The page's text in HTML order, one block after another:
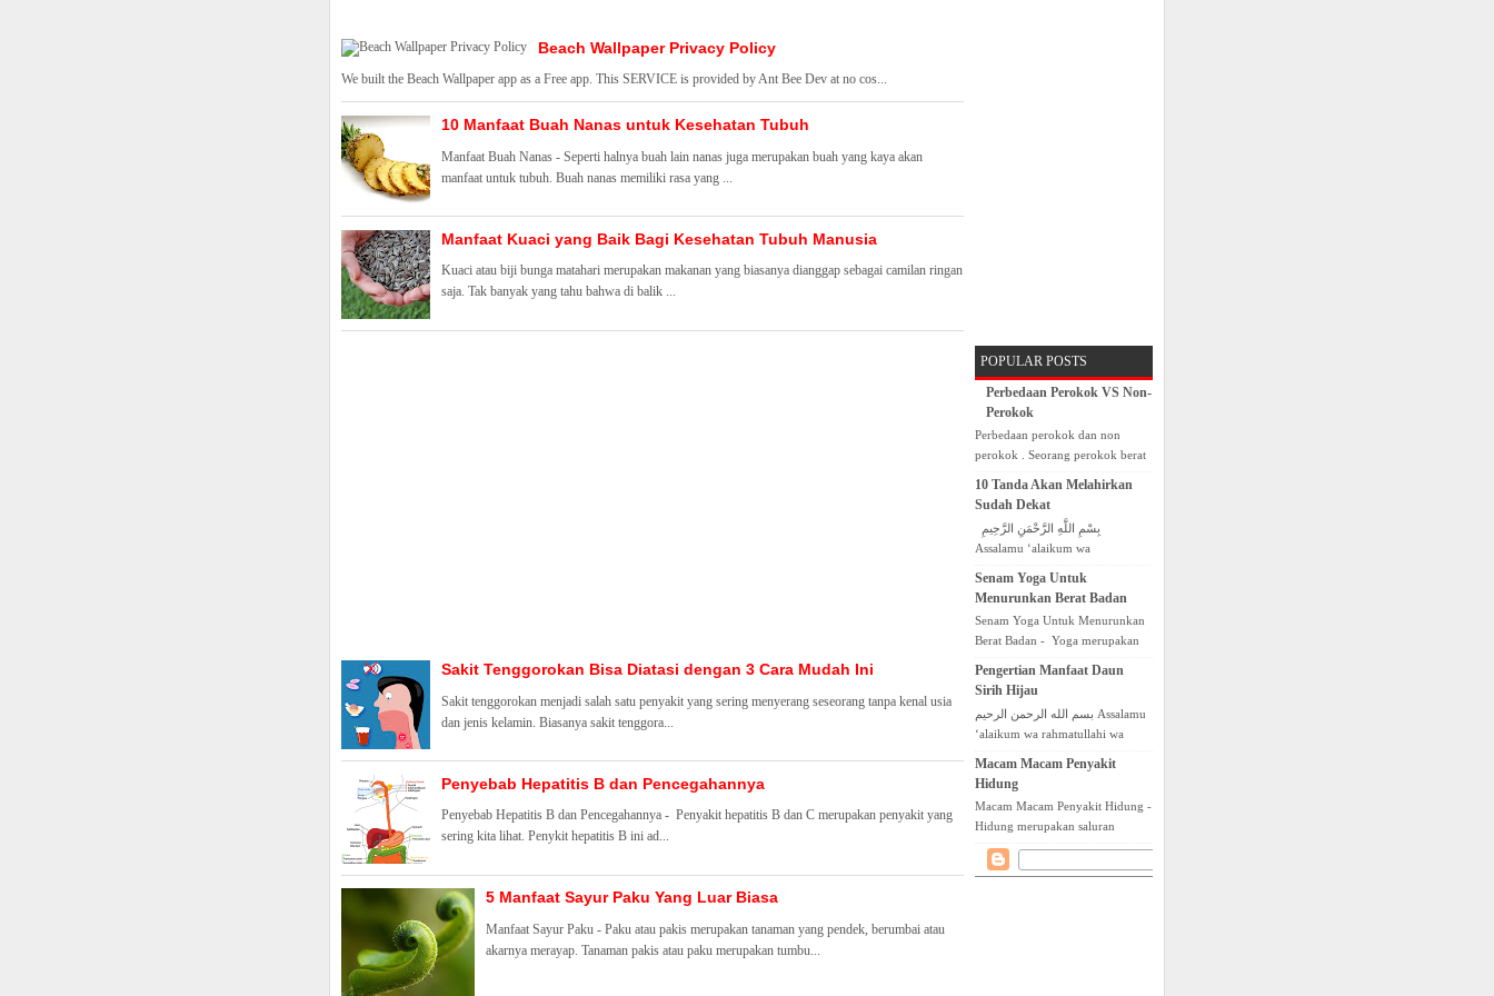
Beach Wallpaper Privacy Policy
We built the Beach Wallpaper app as a Free app. This SERVICE is provided by Ant Bee Dev at no cos...
10 Manfaat Buah Nanas untuk Kesehatan Tubuh
Manfaat Buah Nanas - Seperti halnya buah lain nanas juga merupakan buah yang kaya akan
manfaat untuk tubuh. Buah nanas memiliki rasa yang ...
Manfaat Kuaci yang Baik Bagi Kesehatan Tubuh Manusia
Kuaci atau biji bunga matahari merupakan makanan yang biasanya dianggap sebagai camilan ringan
saja. Tak banyak yang tahu bahwa di balik ...
Sakit Tenggorokan Bisa Diatasi dengan 3 Cara Mudah Ini
Sakit tenggorokan menjadi salah satu penyakit yang sering menyerang seseorang tanpa kenal usia
dan jenis kelamin. Biasanya sakit tenggora...
Penyebab Hepatitis B dan Pencegahannya
Penyebab Hepatitis B dan Pencegahannya - Penyakit hepatitis B dan C merupakan penyakit yang
sering kita lihat. Penykit hepatitis B ini ad...
5 Manfaat Sayur Paku Yang Luar Biasa
Manfaat Sayur Paku - Paku atau pakis merupakan tanaman yang pendek, berumbai atau
akarnya merayap. Tanaman pakis atau paku merupakan tumbu...
POPULAR POSTS
Perbedaan Perokok VS Non-
Perokok
Perbedaan perokok dan non
perokok . Seorang perokok berat
10 Tanda Akan Melahirkan
Sudah Dekat
Assalamu ‘alaikum wa
Tanda Akan Melahirkan Sudah
Senam Yoga Untuk
Menurunkan Berat Badan
Senam Yoga Untuk Menurunkan
Berat Badan - Yoga merupakan
menyehatkan, yang baik untuk
kesehatan jasmani mauun roh...
Pengertian Manfaat Daun
Sirih Hijau
بسم الله الرحمن الرحيم Assalamu
‘alaikum wa rahmatullahi wa
Daun Sirih Hijau - Daun Sirih atau
dalam bahasa la...
Macam Macam Penyakit
Hidung
Macam Macam Penyakit Hidung -
Hidung merupakan saluran
pernapasan yang berguna untuk
menghirup oksigen dan